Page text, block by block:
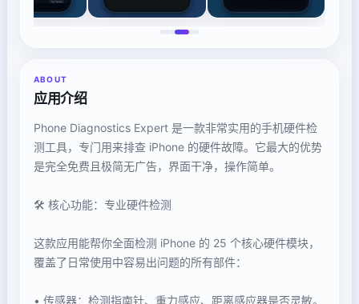
ABOUT
应用介绍
Phone Diagnostics Expert 是一款非常实用的手机硬件检
测工具，专门用来排查 iPhone 的硬件故障。它最大的优势
是完全免费且极简无广告，界面干净，操作简单。
🛠️ 核心功能：专业硬件检测
这款应用能帮你全面检测 iPhone 的 25 个核心硬件模块，
覆盖了日常使用中容易出问题的所有部件：
• 传感器：检测指南针、重力感应、距离感应器是否灵敏。